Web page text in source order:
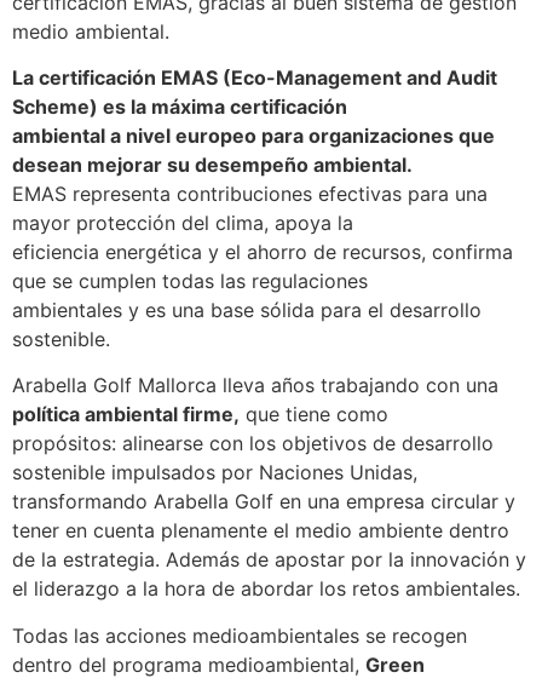
medio ambiental.
La certificación EMAS (Eco-Management and Audit
Scheme) es la máxima certificación
ambiental a nivel europeo para organizaciones que
desean mejorar su desempeño ambiental.
EMAS representa contribuciones efectivas para una
mayor protección del clima, apoya la
eficiencia energética y el ahorro de recursos, confirma
que se cumplen todas las regulaciones
ambientales y es una base sólida para el desarrollo
sostenible.
Arabella Golf Mallorca lleva años trabajando con una
política ambiental firme, que tiene como
propósitos: alinearse con los objetivos de desarrollo
sostenible impulsados por Naciones Unidas,
transformando Arabella Golf en una empresa circular y
tener en cuenta plenamente el medio ambiente dentro
de la estrategia. Además de apostar por la innovación y
el liderazgo a la hora de abordar los retos ambientales.
Todas las acciones medioambientales se recogen
dentro del programa medioambiental, Green